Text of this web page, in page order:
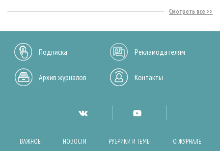
Смотреть все
Подписка Рекламодателям
Архив журналов Контакты
ВАЖНОЕ НОВОСТИ РУБРИКИ И ТЕМЫ О ЖУРНАЛЕ